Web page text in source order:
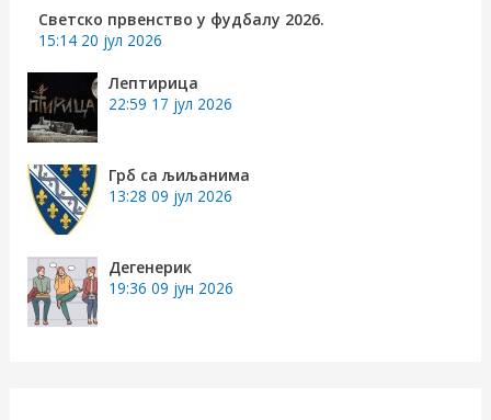
:
Светско првенство у фудбалу 2026.
15:14 20 јул 2026
Лептирица
22:59 17 јул 2026
Грб са љиљанима
13:28 09 јул 2026
Дегенерик
19:36 09 јун 2026